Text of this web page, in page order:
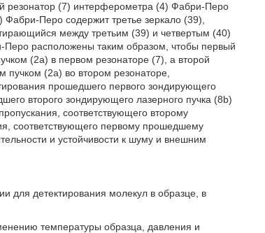
резонатор (7) интерферометра (4) Фабри-Перо
Перо содержит третье зеркало (39),
между третьим (39) и четвертым (40)
расположены таким образом, чтобы первый
(2а) в первом резонаторе (7), а второй
(2а) во втором резонаторе,
прошедшего первого зондирующего
второго зондирующего лазерного пучка (8b)
соответствующего второму
соответствующего первому прошедшему
и устойчивости к шуму и внешним
для детектирования молекул в образце, в
температуры образца, давления и